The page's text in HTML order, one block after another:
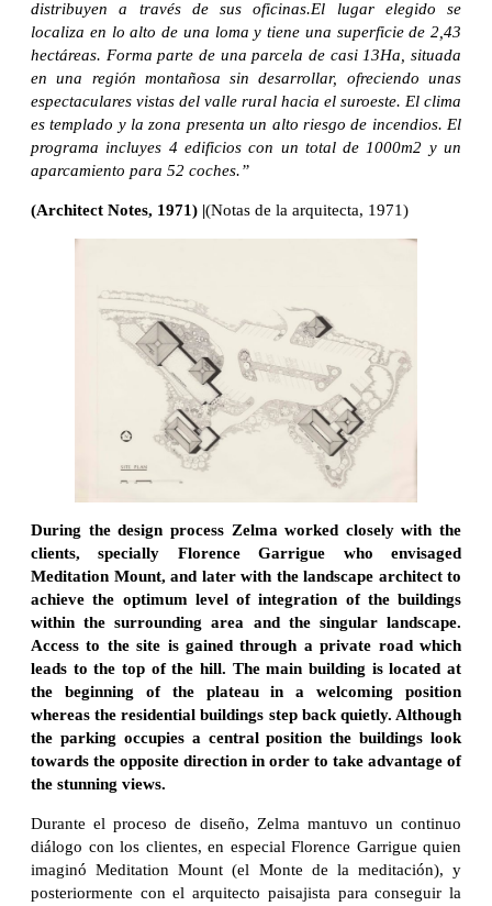
distribuyen a través de sus oficinas.El lugar elegido se
localiza en lo alto de una loma y tiene una superficie de 2,43
hectáreas. Forma parte de una parcela de casi 13Ha, situada
en una región montañosa sin desarrollar, ofreciendo unas
espectaculares vistas del valle rural hacia el suroeste. El clima
es templado y la zona presenta un alto riesgo de incendios. El
programa incluyes 4 edificios con un total de 1000m2 y un
aparcamiento para 52 coches.”
(Architect Notes, 1971) |(Notas de la arquitecta, 1971)
During the design process Zelma worked closely with the
clients, specially Florence Garrigue who envisaged
Meditation Mount, and later with the landscape architect to
achieve the optimum level of integration of the buildings
within the surrounding area and the singular landscape.
Access to the site is gained through a private road which
leads to the top of the hill. The main building is located at
the beginning of the plateau in a welcoming position
whereas the residential buildings step back quietly. Although
the parking occupies a central position the buildings look
towards the opposite direction in order to take advantage of
the stunning views.
Durante el proceso de diseño, Zelma mantuvo un continuo
diálogo con los clientes, en especial Florence Garrigue quien
imaginó Meditation Mount (el Monte de la meditación), y
posteriormente con el arquitecto paisajista para conseguir la